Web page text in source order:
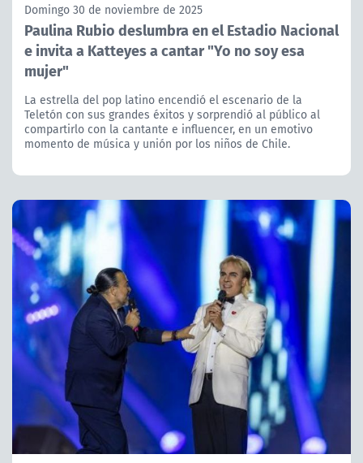
Domingo 30 de noviembre de 2025
Paulina Rubio deslumbra en el Estadio Nacional
e invita a Katteyes a cantar "Yo no soy esa
mujer"
La estrella del pop latino encendió el escenario de la
Teletón con sus grandes éxitos y sorprendió al público al
compartirlo con la cantante e influencer, en un emotivo
momento de música y unión por los niños de Chile.